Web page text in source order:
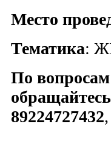
Место
Тематика:
По
обращайтесь
89224727432